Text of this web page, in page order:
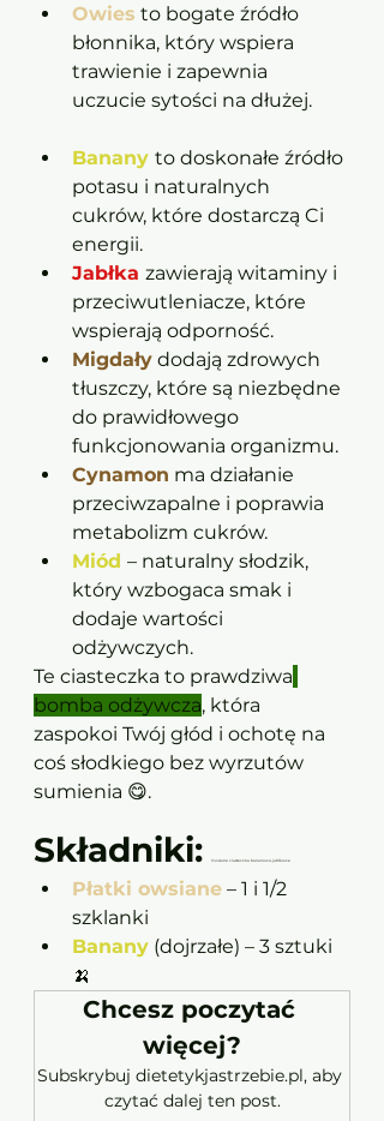
Owies to bogate źródło
błonnika, który wspiera
trawienie i zapewnia
uczucie sytości na dłużej.
Banany to doskonałe źródło
potasu i naturalnych
cukrów, które dostarczą Ci
Jabłka zawierają witaminy i
przeciwutleniacze, które
wspierają odporność.
Migdały dodają zdrowych
tłuszczy, które są niezbędne
do prawidłowego
funkcjonowania organizmu.
Cynamon ma działanie
przeciwzapalne i poprawia
Miód – naturalny słodzik,
który wzbogaca smak i
dodaje wartości
odżywczych.
Te ciasteczka to prawdziwa
bomba odżywcza, która
zaspokoi Twój głód i ochotę na
coś słodkiego bez wyrzutów
sumienia 😋.
Składniki: Owsiane ciasteczka bananowo-jabłkowe
Płatki owsiane – 1 i 1/2
Banany (dojrzałe) – 3 sztuki
Chcesz poczytać
więcej?
Subskrybuj dietetykjastrzebie.pl, aby
czytać dalej ten post.